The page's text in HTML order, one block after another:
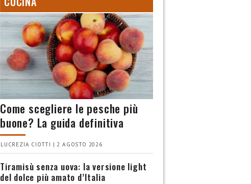
Come scegliere le pesche più
buone? La guida definitiva
LUCREZIA CIOTTI | 2 AGOSTO 2026
Tiramisù senza uova: la versione light
del dolce più amato d’Italia